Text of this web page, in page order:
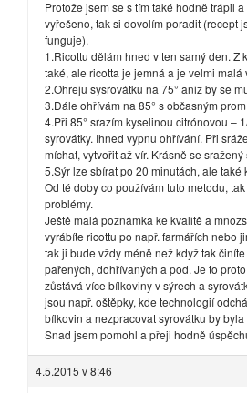
Protože jsem se s tím také hodně trápil
vyřešeno, tak si dovolím poradit (recept
funguje).
1.Ricottu dělám hned v ten samý den. Z
také, ale ricotta je jemná a je velmi malá
2.Ohřeju sysrovátku na 75° aniž by se
3.Dále ohřívám na 85° s občasným
4.Při 85° srazím kyselinou citrónovou –
syrovátky. Ihned vypnu ohřívání. Při
míchat, vytvořit až vír. Krásně se
5.Sýr lze sbírat po 20 minutách, ale také
Od té doby co používám tuto metodu,
problémy.
Ještě malá poznámka ke kvalitě a
vyrábíte ricottu po např. farmářích nebo
tak ji bude vždy méně než když tak
pařených, dohřívaných a pod. Je to
zůstává více bílkoviny v sýrech a
jsou např. oštěpky, kde technologií
bílkovin a nezpracovat syrovátku by
Snad jsem pomohl a přeji hodně
4.5.2015 v 8:46